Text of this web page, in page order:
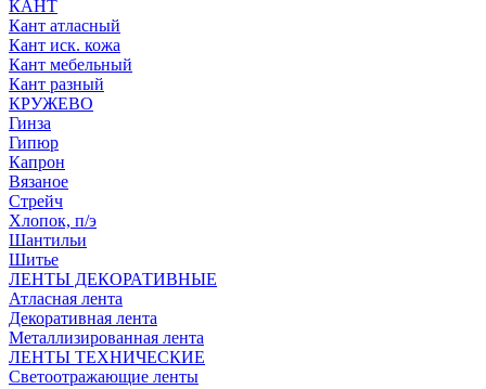
КАНТ
Кант атласный
Кант иск. кожа
Кант мебельный
Кант разный
КРУЖЕВО
Гинза
Гипюр
Капрон
Вязаное
Стрейч
Хлопок, п/э
Шантильи
Шитье
ЛЕНТЫ ДЕКОРАТИВНЫЕ
Атласная лента
Декоративная лента
Металлизированная лента
ЛЕНТЫ ТЕХНИЧЕСКИЕ
Светоотражающие ленты